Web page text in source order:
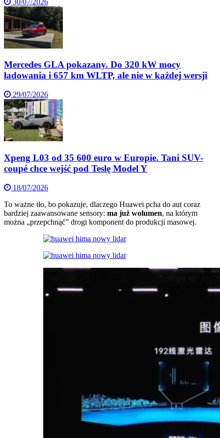
Mercedes GLA pokazany. Do 320 kW mocy
ładowania i 657 km WLTP, ale nie w każdej wersji
29/07/2026
Xpeng L03 od 35 600 euro w Europie. Tani SUV-
coupé chce wejść pod Teslę Model Y
18/07/2026
To ważne tło, bo pokazuje, dlaczego Huawei pcha do aut coraz
bardziej zaawansowane sensory: ma już wolumen, na którym
można „przepchnąć” drogi komponent do produkcji masowej.